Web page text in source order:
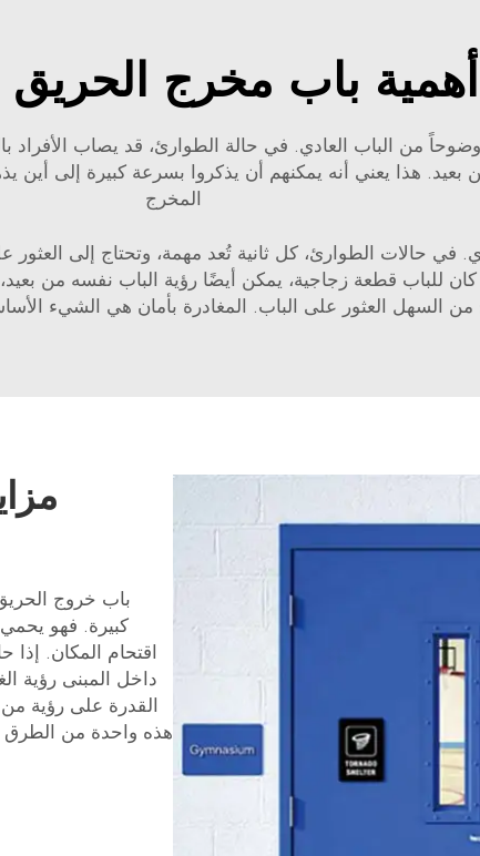
أهمية باب مخرج الحريق
وضوحاً من الباب العادي. في حالة الطوارئ، قد يصاب
بعيد. هذا يعني أنه يمكنهم أن يذكروا بسرعة كبيرة إلى
المخرج
حالات الطوارئ، كل ثانية تُعد مهمة، وتحتاج إلى
للباب قطعة زجاجية، يمكن أيضًا رؤية الباب نفسه من
من السهل العثور على الباب. المغادرة بأمان هي الشيء
باب خروج
كبيرة. فهو
اقتحام المكان.
داخل المبنى رؤية
القدرة على رؤية
هذه واحدة من الطرق